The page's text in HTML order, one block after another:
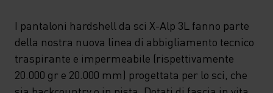
I pantaloni hardshell da sci X-Alp 3L fanno parte
della nostra nuova linea di abbigliamento tecnico
traspirante e impermeabile (rispettivamente
20.000 gr e 20.000 mm) progettata per lo sci, che